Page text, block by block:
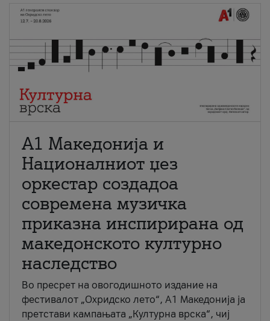
А1 Македонија и
Националниот џез
оркестар создадоа
современа музичка
приказна инспирирана од
македонското културно
наследство
Во пресрет на овогодишното издание на
фестивалот „Охридско лето“, А1 Македонија ја
претстави кампањата „Културна врска“, чиј